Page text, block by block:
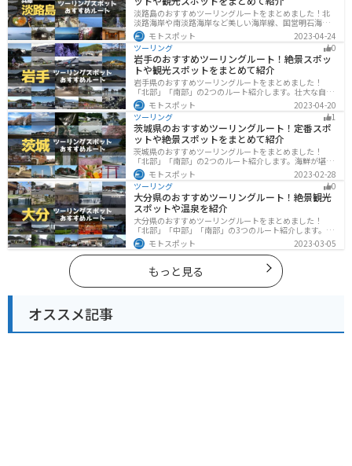
淡路島のおすすめツーリングルートをまとめました！北
淡路海岸や南淡路海岸など美しい海岸線、国営明石海峡
公園や淡路夢舞台など、自然とアートが融合した施設も
多数あります。バイクで淡路島にツーリングに行く際は
参考にしてください。
モトスポット
2023-04-24
ツーリング
0
岩手のおすすめツーリングルート！絶景スポッ
トや観光スポットをまとめて紹介
岩手県のおすすめツーリングルートをまとめました！
「北部」「南部」の2つのルート紹介します。壮大な自然
や歴史的な観光スポットが多く存在するので楽しめま
す。バイクで岩手県にツーリングに行く際は参考にして
ください。
モトスポット
2023-04-20
ツーリング
1
茨城県のおすすめツーリングルート！定番スポ
ットや絶景スポットをまとめて紹介
茨城県のおすすめツーリングルートをまとめました！
「北部」「南部」の2つのルート紹介します。海鮮が堪能
できる港や梅の景勝地、自然豊かな山々があるのでツー
リングにもってこいです。バイクで茨城県にツーリング
に行く際は参考にしてください。
モトスポット
2023-02-28
ツーリング
0
大分県のおすすめツーリングルート！絶景観光
スポットや温泉を紹介
大分県のおすすめツーリングルートをまとめました！
「北部」「中部」「南部」の3つのルート紹介します。阿
蘇の雄大な自然を満喫できるスポットや温泉を満喫する
ツーリングができます。バイクで大分県にツーリングに
行く際は参考にしてください。
モトスポット 2023-03-05
もっと見る
オススメ記事